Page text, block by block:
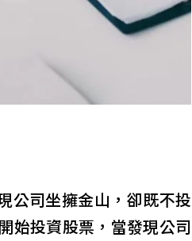
公司坐擁金山，卻既不投
始投資股票，當發現公司